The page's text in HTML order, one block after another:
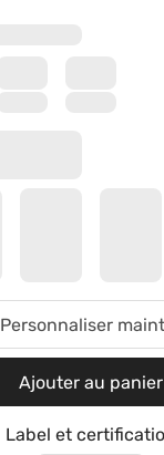
Personnaliser
Ajouter au panier
Label et